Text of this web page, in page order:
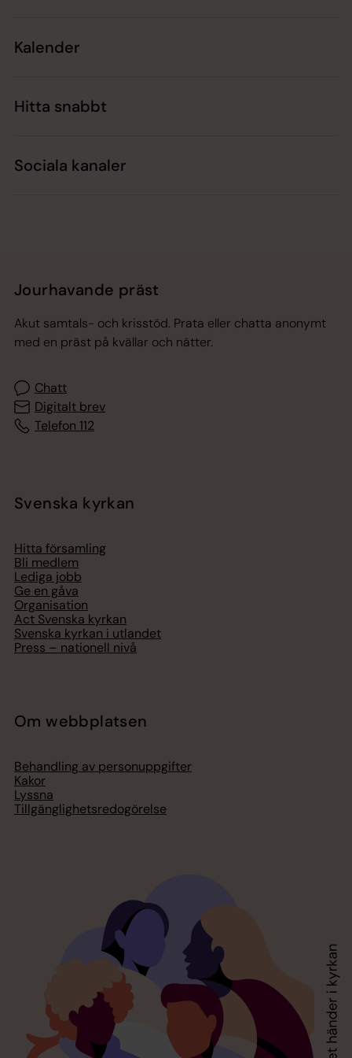
Kalender
Hitta snabbt
Sociala kanaler
Jourhavande präst
Akut samtals- och krisstöd. Prata eller chatta anonymt
med en präst på kvällar och nätter.
Chatt
Digitalt brev
Telefon 112
Svenska kyrkan
Hitta församling
Bli medlem
Lediga jobb
Ge en gåva
Organisation
Act Svenska kyrkan
Svenska kyrkan i utlandet
Press – nationell nivå
Om webbplatsen
Behandling av personuppgifter
Kakor
Lyssna
Tillgänglighetsredogörelse